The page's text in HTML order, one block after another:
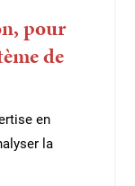
pour
de
en
la